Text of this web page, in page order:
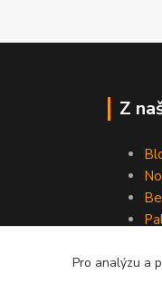
Z
Pro analýzu a